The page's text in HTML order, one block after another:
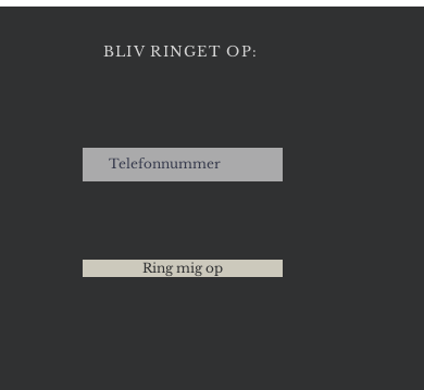
BLIV RINGET OP:
Ring mig op